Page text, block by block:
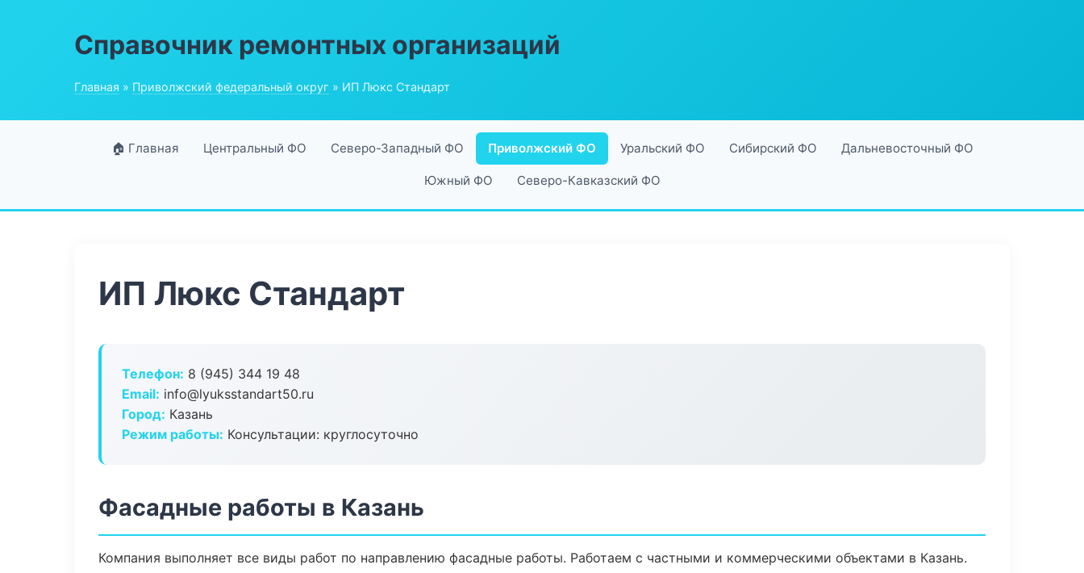
Справочник ремонтных организаций
Главная » Приволжский федеральный округ » ИП Люкс Стандарт
🏠 Главная Центральный ФО Северо-Западный ФО Приволжский ФО Уральский ФО Сибирский ФО Дальневосточный ФО
Южный ФО Северо-Кавказский ФО
ИП Люкс Стандарт
Телефон: 8 (945) 344 19 48
Email: info@lyuksstandart50.ru
Город: Казань
Режим работы: Консультации: круглосуточно
Фасадные работы в Казань
Компания выполняет все виды работ по направлению фасадные работы. Работаем с частными и коммерческими объектами в Казань.